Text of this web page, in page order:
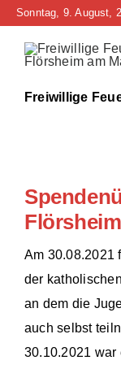
Zum
springen
Sonntag, 9. August,
Freiwillige
Neuigkeiten
Über uns
Technik
Am 30.08.2021
der
an dem die
auch selbst
30.10.2021